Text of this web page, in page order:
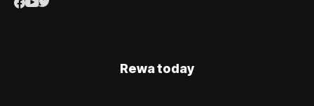
Rewa today